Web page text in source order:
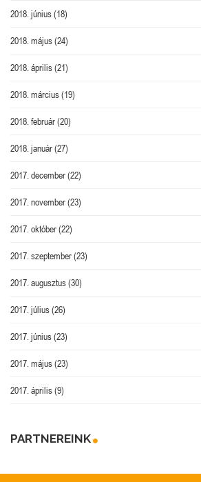
2018. június(18)
2018. május(24)
2018. április(21)
2018. március(19)
2018. február(20)
2018. január(27)
2017. december(22)
2017. november(23)
2017. október(22)
2017. szeptember(23)
2017. augusztus(30)
2017. július(26)
2017. június(23)
2017. május(23)
2017. április(9)
PARTNEREINK